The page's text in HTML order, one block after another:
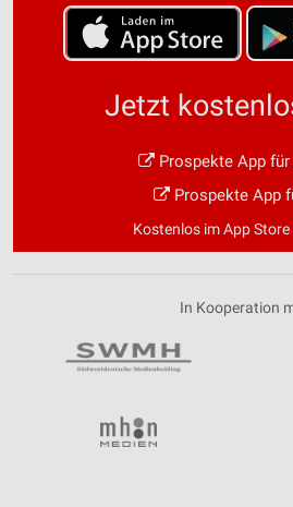
Jetzt
Prospekte App für
Prospekte App
Kostenlos im App
In Kooperation